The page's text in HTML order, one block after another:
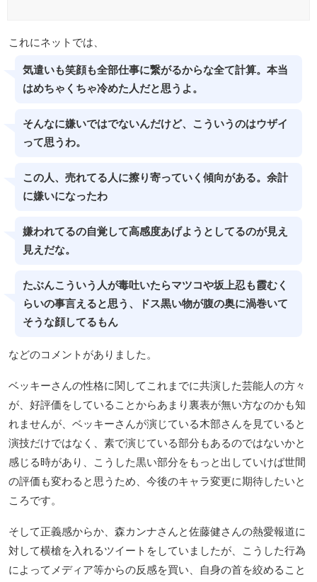
これにネットでは、
気遣いも笑顔も全部仕事に繋がるからな全て計算。本当
はめちゃくちゃ冷めた人だと思うよ。
そんなに嫌いではでないんだけど、こういうのはウザイ
って思うわ。
この人、売れてる人に擦り寄っていく傾向がある。余計
に嫌いになったわ
嫌われてるの自覚して高感度あげようとしてるのが見え
見えだな。
たぶんこういう人が毒吐いたらマツコや坂上忍も霞むく
らいの事言えると思う、ドス黒い物が腹の奥に渦巻いて
そうな顔してるもん
などのコメントがありました。
ベッキーさんの性格に関してこれまでに共演した芸能人の方々
が、好評価をしていることからあまり裏表が無い方なのかも知
れませんが、ベッキーさんが演じている木部さんを見ていると
演技だけではなく、素で演じている部分もあるのではないかと
感じる時があり、こうした黒い部分をもっと出していけば世間
の評価も変わると思うため、今後のキャラ変更に期待したいと
ころです。
そして正義感からか、森カンナさんと佐藤健さんの熱愛報道に
対して横槍を入れるツイートをしていましたが、こうした行為
によってメディア等からの反感を買い、自身の首を絞めること